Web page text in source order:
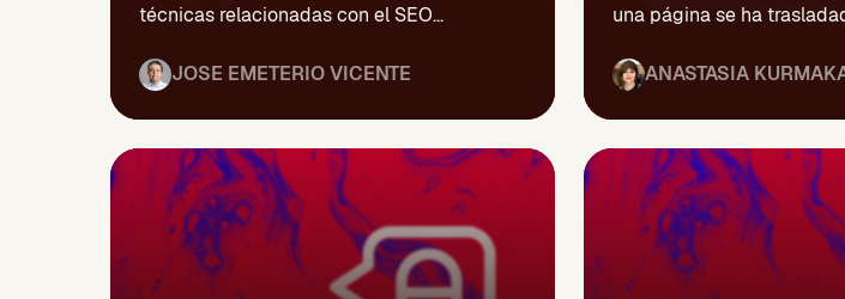
técnicas relacionadas con el SEO...
JOSE EMETERIO VICENTE
una página se ha
ANASTASIA